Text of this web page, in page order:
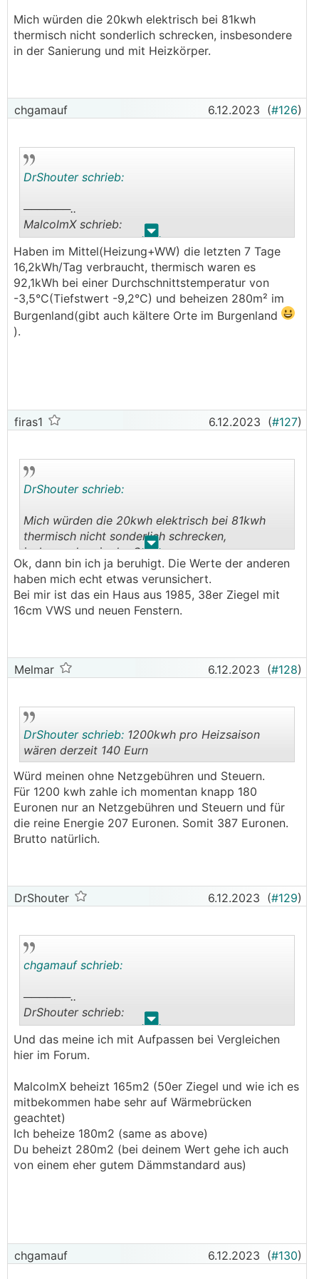
Mich würden die 20kwh elektrisch bei 81kwh
thermisch nicht sonderlich schrecken, insbesondere
in der Sanierung und mit Heizkörper.
chgamauf 6.12.2023 (#126)
. .
DrShouter schrieb:
──────..
MalcolmX schrieb:
Zur Einordnung, unser Haus ist thermisch noch
bei weitem nicht fertig.
165m², und von Mitte November bis jetzt 13kWh
Strom/Tag incl. Warmwasser, also rund 11-12kWh
Strom fürs heizen.
Also ich würde sagen ein gut isoliertes 130m²
Haus ohne Keller kann gut bei 6kWh stehen
───────────────
Das sollte hinkommen.
Heizung + Warmwasser:
Oktober: 2,38kwh/Tag Strom bei 13kwh/Tag
thermisch
November: 7,46kwh/Tag Strom bei
43,46kwh/Tag thermisch
Dezember: 12,2kwh/Tag Strom bei 61,66kwh/Tag
thermisch
Standort (OÖ vs Burgenland) - deine Werte
sollten daher etwas besser sein.
Wenn sich bei uns im Mittel <10kwh für Heizung
+ Warmwasser ausgeht bin ich doch mehr als
zufrieden. 1200kwh pro Heizsaison wären derzeit
140 Eurn - das habe ich in Wien für eine 60m2
Wohnung im Monat! bezahlt.
Haben im Mittel(Heizung+WW) die letzten 7 Tage
16,2kWh/Tag verbraucht, thermisch waren es
92,1kWh bei einer Durchschnittstemperatur von
-3,5°C(Tiefstwert -9,2°C) und beheizen 280m² im
Burgenland(gibt auch kältere Orte im Burgenland
).
firas1 6.12.2023 (#127)
. .
DrShouter schrieb:
Mich würden die 20kwh elektrisch bei 81kwh
thermisch nicht sonderlich schrecken,
insbesondere in der Sanierung.
Ok, dann bin ich ja beruhigt. Die Werte der anderen
haben mich echt etwas verunsichert.
Bei mir ist das ein Haus aus 1985, 38er Ziegel mit
16cm VWS und neuen Fenstern.
Melmar 6.12.2023 (#128)
..
DrShouter schrieb: 1200kwh pro Heizsaison
wären derzeit 140 Eurn
Würd meinen ohne Netzgebühren und Steuern.
Für 1200 kwh zahle ich momentan knapp 180
Euronen nur an Netzgebühren und Steuern und für
die reine Energie 207 Euronen. Somit 387 Euronen.
Brutto natürlich.
DrShouter 6.12.2023 (#129)
. .
chgamauf schrieb:
──────..
DrShouter schrieb:
──────..
MalcolmX schrieb:
Zur Einordnung, unser Haus ist thermisch noch
bei weitem nicht fertig.
165m², und von Mitte November bis jetzt 13kWh
Strom/Tag incl. Warmwasser, also rund 11-12kWh
Strom fürs heizen.
Also ich würde sagen ein gut isoliertes 130m²
Haus ohne Keller kann gut bei 6kWh stehen
Und das meine ich mit Aufpassen bei Vergleichen
hier im Forum.
MalcolmX beheizt 165m2 (50er Ziegel und wie ich es
mitbekommen habe sehr auf Wärmebrücken
geachtet)
Ich beheize 180m2 (same as above)
Du beheizt 280m2 (bei deinem Wert gehe ich auch
von einem eher gutem Dämmstandard aus)
chgamauf 6.12.2023 (#130)